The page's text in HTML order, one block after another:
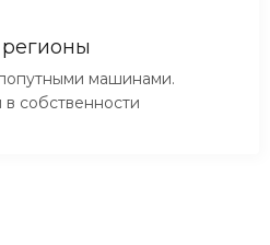
машинами.
в собственности